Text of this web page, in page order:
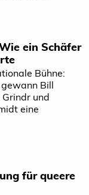
ein Schäfer
Bühne:
Bill
und
eine
für queere